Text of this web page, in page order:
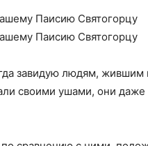
Паисию Святогорцу
Паисию Святогорцу
завидую людям, жившим
своими ушами, они